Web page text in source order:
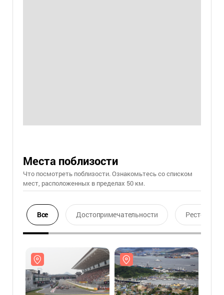
Места поблизости
Что посмотреть поблизости. Ознакомьтесь со списком
мест, расположенных в пределах 50 км.
Все Достопримечательности Ресторан